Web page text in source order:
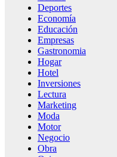
Deportes
Economía
Educación
Empresas
Gastronomia
Hogar
Hotel
Inversiones
Lectura
Marketing
Moda
Motor
Negocio
Obra